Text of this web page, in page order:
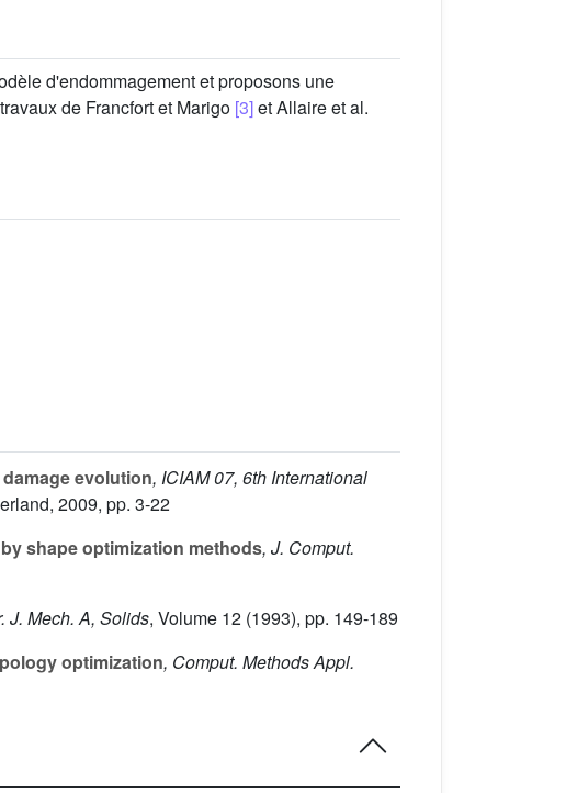
d'endommagement et proposons une
de Francfort et Marigo [3]et Allaire et al.
evolution, ICIAM 07, 6th International
2009, pp. 3-22
shape optimization methods, J. Comput.
J. Mech. A, Solids, Volume 12 (1993), pp. 149-189
optimization, Comput. Methods Appl.